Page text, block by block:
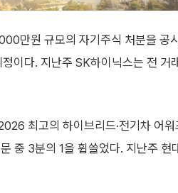
만원 규모의 자기주식 처분을 공
이다. 지난주 SK하이닉스는 전 거
최고의 하이브리드·전기차 어워
중 3분의 1을 휩쓸었다. 지난주 현